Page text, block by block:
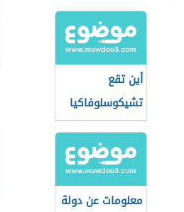
أين تقع
تشيكوسلوفاكيا
معلومات عن دولة